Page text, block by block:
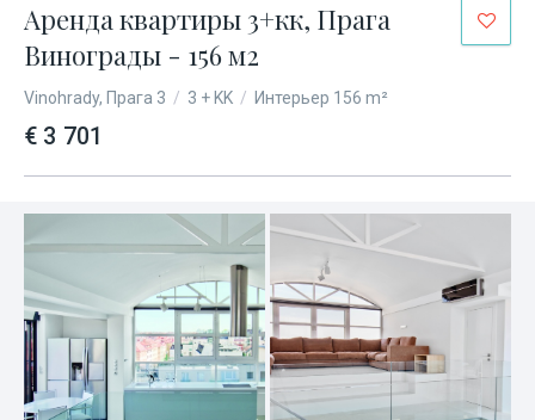
Аренда квартиры 3+кк, Прага
Винограды - 156 м2
Vinohrady, Прага 3 / 3 + KK / Интерьер 156 m²
€ 3 701